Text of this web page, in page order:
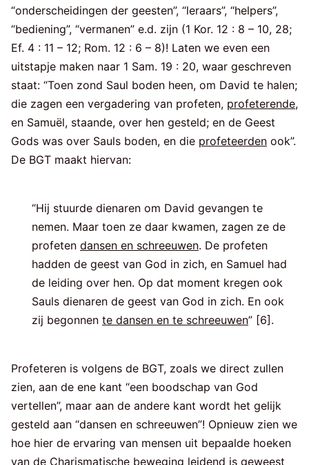
“onderscheidingen der geesten”, “leraars”, “helpers”,
“bediening”, “vermanen” e.d. zijn (1 Kor. 12 : 8 – 10, 28;
Ef. 4 : 11 – 12; Rom. 12 : 6 – 8)! Laten we even een
uitstapje maken naar 1 Sam. 19 : 20, waar geschreven
staat: “Toen zond Saul boden heen, om David te halen;
die zagen een vergadering van profeten, profeterende,
en Samuël, staande, over hen gesteld; en de Geest
Gods was over Sauls boden, en die profeteerden ook”.
De BGT maakt hiervan:
“Hij stuurde dienaren om David gevangen te
nemen. Maar toen ze daar kwamen, zagen ze de
profeten dansen en schreeuwen. De profeten
hadden de geest van God in zich, en Samuel had
de leiding over hen. Op dat moment kregen ook
Sauls dienaren de geest van God in zich. En ook
zij begonnen te dansen en te schreeuwen” [6].
Profeteren is volgens de BGT, zoals we direct zullen
zien, aan de ene kant “een boodschap van God
vertellen”, maar aan de andere kant wordt het gelijk
gesteld aan “dansen en schreeuwen”! Opnieuw zien we
hoe hier de ervaring van mensen uit bepaalde hoeken
van de Charismatische beweging leidend is geweest